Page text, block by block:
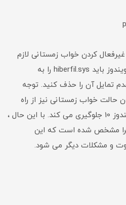
کردن خواب زمستانی لازم
است. هنگام انجام این کار ، ویندوز باید hiberfil.sys را به
تمایل آن را حذف کنید. توجه
حالت خواب زمستانی نیز از راه
اندازی سریع رایانه شما در ویندوز 10 جلوگیری می کند. با این حال ،
زیرا مشخص شده است که این
و مشکلات دیگر می شود.